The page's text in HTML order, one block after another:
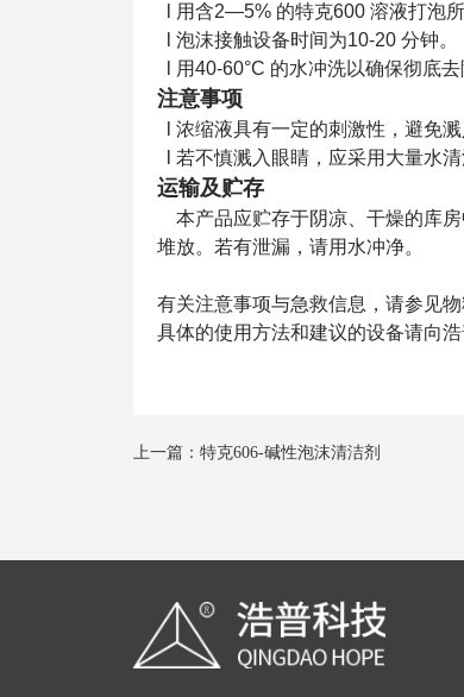
l 用含2—5% 的特克600 溶液打泡所
l 泡沫接触设备时间为10-20 分钟。
l 用40-60°C 的水冲洗以确保彻底去
注意事项
l 浓缩液具有一定的刺激性，避免
l 若不慎溅入眼睛，应采用大量水
运输及贮存
本产品应贮存于阴凉、干燥的库
堆放。若有泄漏，请用水冲净。
有关注意事项与急救信息，请参见
具体的使用方法和建议的设备请向浩
上一篇：特克606-碱性泡沫清洁剂